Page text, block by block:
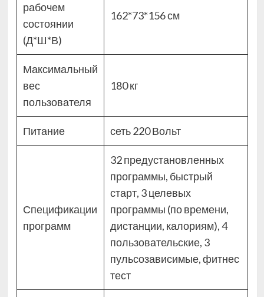
рабочем
состоянии
(Д*Ш*В)
162*73*156 см
Максимальный
вес
пользователя
180 кг
Питание сеть 220 Вольт
Спецификации
программ
32 предустановленных
программы, быстрый
старт, 3 целевых
программы (по времени,
дистанции, калориям), 4
пользовательские, 3
пульсозависимые, фитнес
тест